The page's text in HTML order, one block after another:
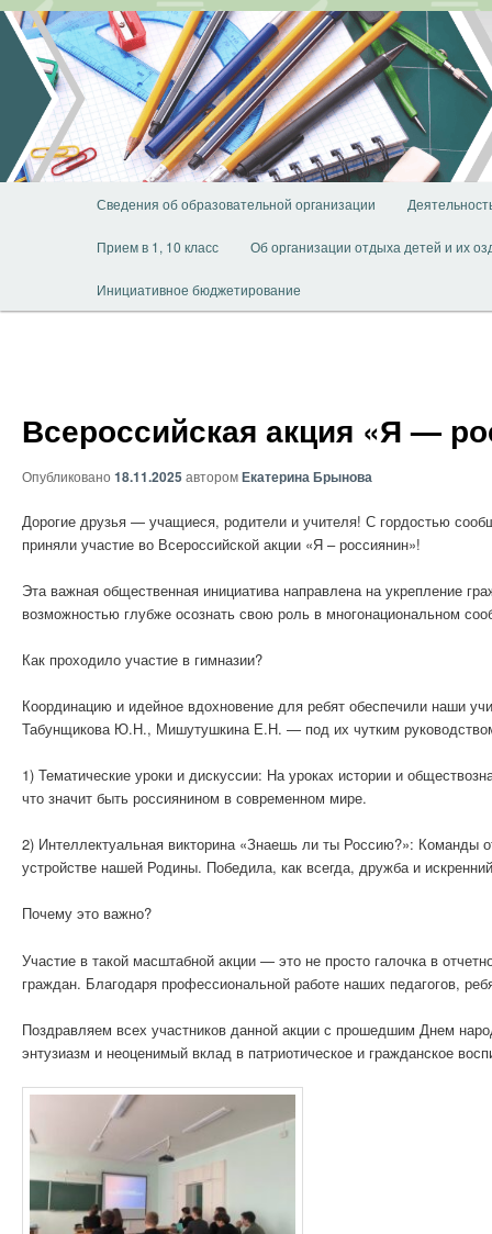
Перейти
основному
содержимому
Сведения об образовательной организации
Прием в 1, 10 класс Об организации отдыха детей и их
Инициативное бюджетирование
Всероссийская акция «Я —
Опубликовано 18.11.2025 авторомЕкатерина Брынова
Дорогие друзья — учащиеся, родители и учителя! С гордостью
приняли участие во Всероссийской акции «Я – россиянин»!
Эта важная общественная инициатива направлена на укрепление
возможностью глубже осознать свою роль в многонациональном
Как проходило участие в гимназии?
Координацию и идейное вдохновение для ребят обеспечили наши
Табунщикова Ю.Н., Мишутушкина Е.Н. — под их чутким
1) Тематические уроки и дискуссии: На уроках истории и
что значит быть россиянином в современном мире.
2) Интеллектуальная викторина «Знаешь ли ты Россию?»: Команды
устройстве нашей Родины. Победила, как всегда, дружба и
Почему это важно?
Участие в такой масштабной акции — это не просто галочка в
граждан. Благодаря профессиональной работе наших педагогов,
Поздравляем всех участников данной акции с прошедшим Днем
энтузиазм и неоценимый вклад в патриотическое и гражданское